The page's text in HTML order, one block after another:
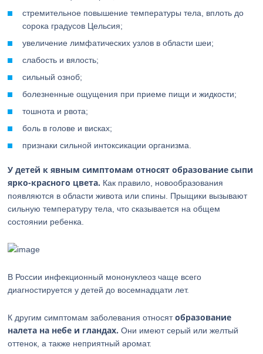
стремительное повышение температуры тела, вплоть до
сорока градусов Цельсия;
увеличение лимфатических узлов в области шеи;
слабость и вялость;
сильный озноб;
болезненные ощущения при приеме пищи и жидкости;
тошнота и рвота;
боль в голове и висках;
признаки сильной интоксикации организма.
У детей к явным симптомам относят образование сыпи
ярко-красного цвета. Как правило, новообразования
появляются в области живота или спины. Прыщики вызывают
сильную температуру тела, что сказывается на общем
состоянии ребенка.
В России инфекционный мононуклеоз чаще всего
диагностируется у детей до восемнадцати лет.
К другим симптомам заболевания относятобразование
налета на небе и гландах. Они имеют серый или желтый
оттенок, а также неприятный аромат.